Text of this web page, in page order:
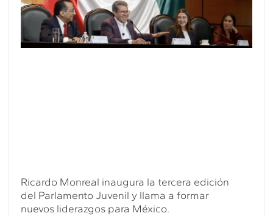
Ricardo Monreal inaugura la tercera edición
del Parlamento Juvenil y llama a formar
nuevos liderazgos para México.